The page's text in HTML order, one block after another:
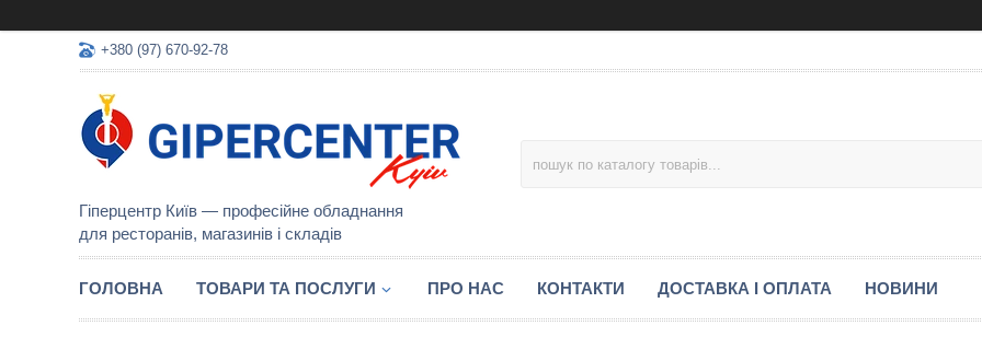
+380 (97) 670-92-78
Гіперцентр Київ — професійне обладнання
для ресторанів, магазинів і складів
ГОЛОВНА ТОВАРИ ТА ПОСЛУГИ ПРО НАС КОНТАКТИ ДОСТАВКА І ОПЛАТА НОВИНИ